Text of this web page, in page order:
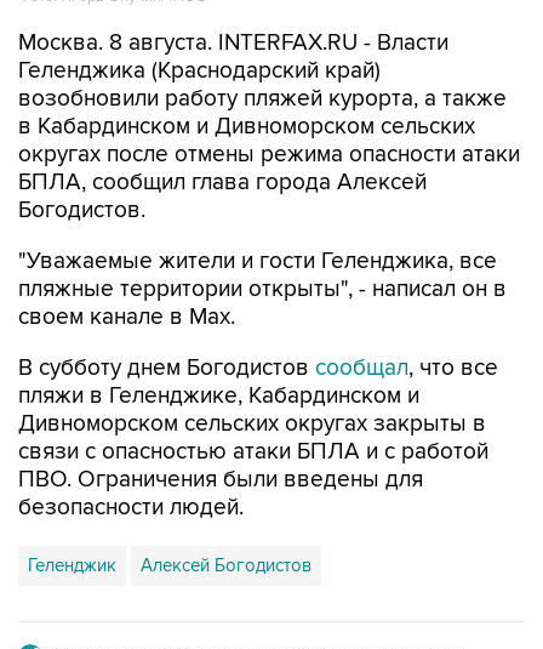
Москва. 8 августа. INTERFAX.RU - Власти
Геленджика (Краснодарский край)
возобновили работу пляжей курорта, а также
в Кабардинском и Дивноморском сельских
округах после отмены режима опасности атаки
БПЛА, сообщил глава города Алексей
Богодистов.
"Уважаемые жители и гости Геленджика, все
пляжные территории открыты", - написал он в
своем канале в Max.
В субботу днем Богодистов сообщал, что все
пляжи в Геленджике, Кабардинском и
Дивноморском сельских округах закрыты в
связи с опасностью атаки БПЛА и с работой
ПВО. Ограничения были введены для
безопасности людей.
Геленджик Алексей Богодистов